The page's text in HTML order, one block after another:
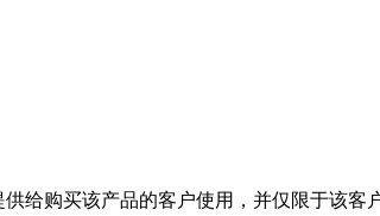
给购买该产品的客户使用，并仅限于该客